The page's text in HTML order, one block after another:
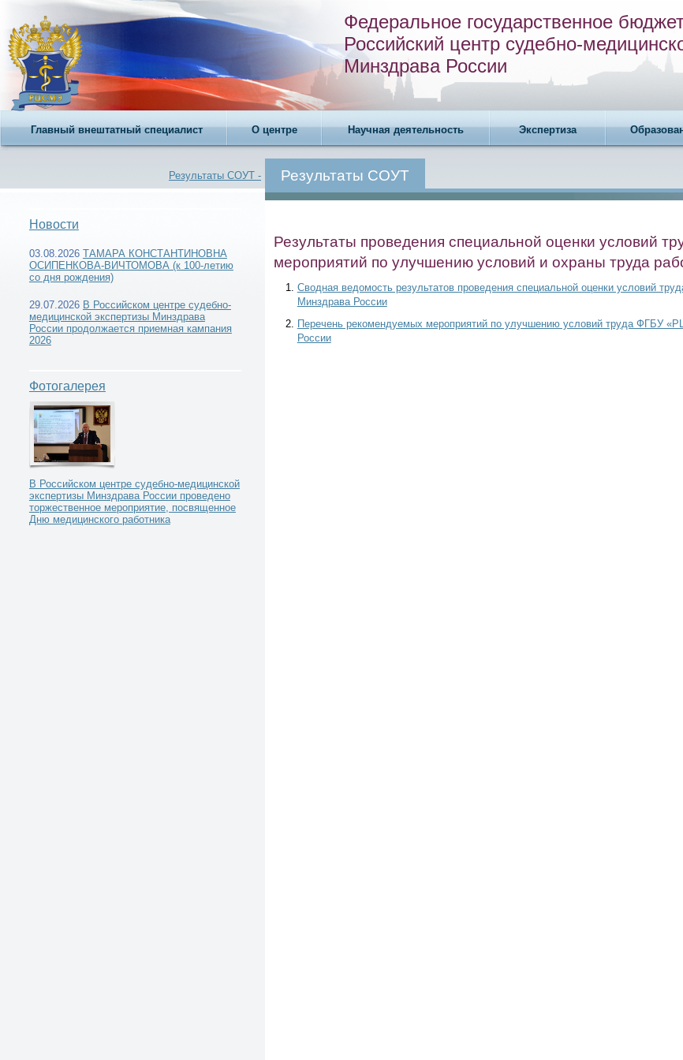
Федеральное государственное
Российский центр судебно-
Минздрава России
Главный внештатный специалист О центре Научная деятельность Экспертиза
Результаты СОУТ -
Новости -
Результаты СОУТ
Новости
03.08.2026 ТАМАРА КОНСТАНТИНОВНА
ОСИПЕНКОВА-ВИЧТОМОВА (к 100-летию
со дня рождения)
29.07.2026 В Российском центре судебно-
медицинской экспертизы Минздрава
России продолжается приемная кампания
2026
Фотогалерея
В Российском центре судебно-медицинской
экспертизы Минздрава России проведено
торжественное мероприятие, посвященное
Дню медицинского работника
Результаты проведения специальной оценки условий
мероприятий по улучшению условий и охраны труда
Сводная ведомость результатов проведения специальной оценки условий
Минздрава России
Перечень рекомендуемых мероприятий по улучшению условий труда ФГБУ
России